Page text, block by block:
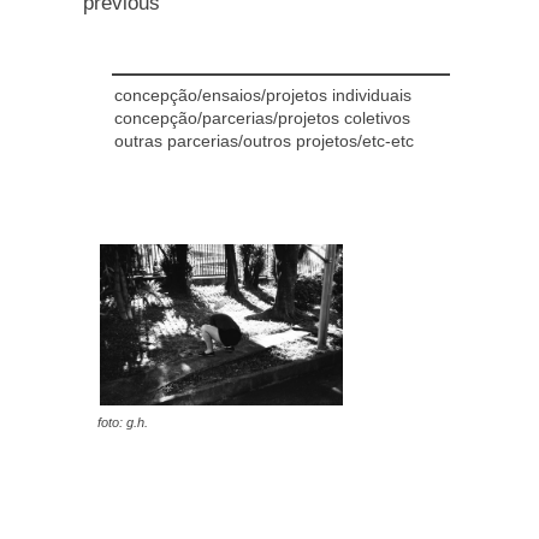
concepção/ensaios/projetos individuais
concepção/parcerias/projetos coletivos
outras parcerias/outros projetos/etc-etc
foto: g.h.